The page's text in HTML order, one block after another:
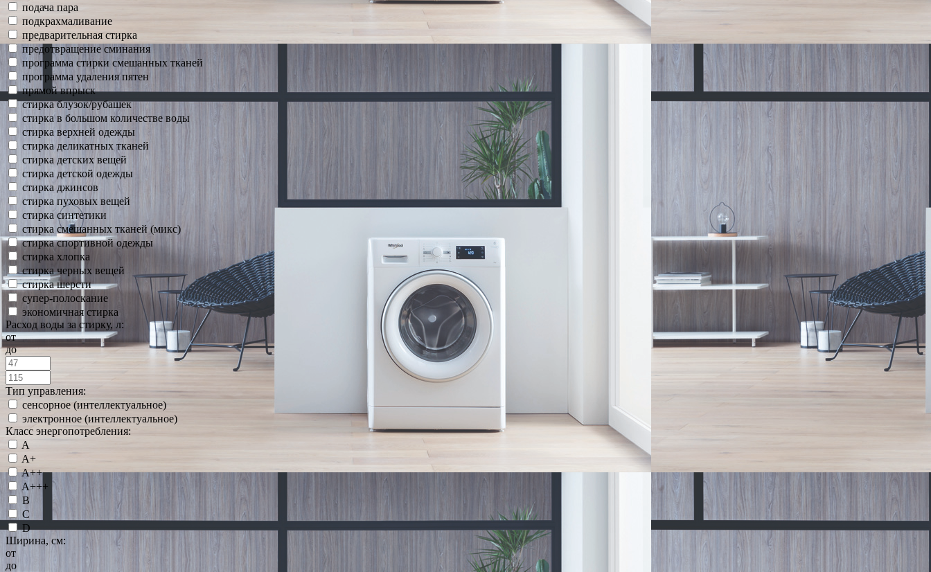
подача пара
подкрахмаливание
предварительная стирка
предотвращение сминания
программа стирки смешанных тканей
программа удаления пятен
прямой впрыск
стирка блузок/рубашек
стирка в большом количестве воды
стирка верхней одежды
стирка деликатных тканей
стирка детских вещей
стирка детской одежды
стирка джинсов
стирка пуховых вещей
стирка синтетики
стирка смешанных тканей (микс)
стирка спортивной одежды
стирка хлопка
стирка черных вещей
стирка шерсти
супер-полоскание
экономичная стирка
Расход воды за стирку, л:
от
до
Тип управления:
сенсорное (интеллектуальное)
электронное (интеллектуальное)
Класс энергопотребления:
A
A+
A++
A+++
B
C
D
Ширина, см:
от
до